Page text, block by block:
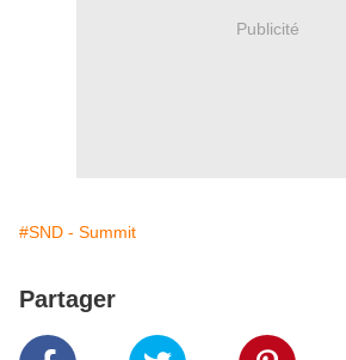
Publicité
#SND - Summit
Partager